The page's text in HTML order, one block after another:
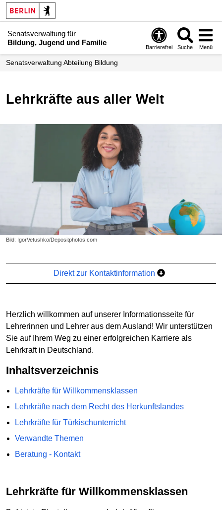
Senatsverwaltung für
Bildung, Jugend und Familie
Barrierefrei Suche Menü
Senats­verwaltung Abteilung Bildung
Lehrkräfte aus aller Welt
Bild: IgorVetushko/Depositphotos.com
Direkt zur Kontaktinformation
Herzlich willkommen auf unserer Informationsseite für
Lehrerinnen und Lehrer aus dem Ausland! Wir unterstützen
Sie auf Ihrem Weg zu einer erfolgreichen Karriere als
Lehrkraft in Deutschland.
Inhaltsverzeichnis
Lehrkräfte für Willkommensklassen
Lehrkräfte nach dem Recht des Herkunftslandes
Lehrkräfte für Türkischunterricht
Verwandte Themen
Beratung - Kontakt
Lehrkräfte für Willkommensklassen